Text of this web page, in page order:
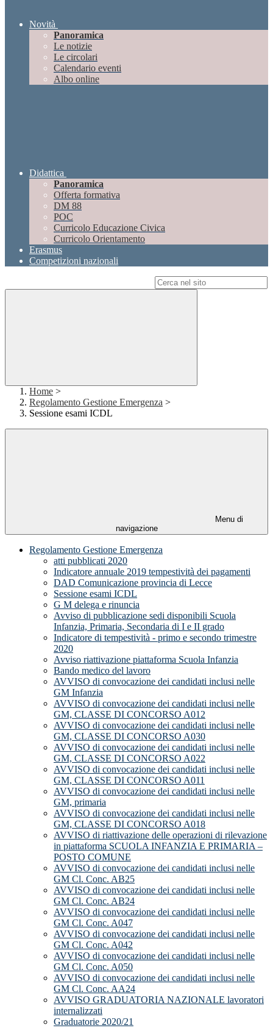
Novità
Panoramica
Le notizie
Le circolari
Calendario eventi
Albo online
Didattica
Panoramica
Offerta formativa
DM 88
POC
Curricolo Educazione Civica
Curricolo Orientamento
Erasmus
Competizioni nazionali
Home >
Regolamento Gestione Emergenza >
Sessione esami ICDL
Menu di
navigazione
Regolamento Gestione Emergenza
atti pubblicati 2020
Indicatore annuale 2019 tempestività dei pagamenti
DAD Comunicazione provincia di Lecce
Sessione esami ICDL
G M delega e rinuncia
Avviso di pubblicazione sedi disponibili Scuola
Infanzia, Primaria, Secondaria di I e II grado
Indicatore di tempestività - primo e secondo trimestre
2020
Avviso riattivazione piattaforma Scuola Infanzia
Bando medico del lavoro
AVVISO di convocazione dei candidati inclusi nelle
GM Infanzia
AVVISO di convocazione dei candidati inclusi nelle
GM, CLASSE DI CONCORSO A012
AVVISO di convocazione dei candidati inclusi nelle
GM, CLASSE DI CONCORSO A030
AVVISO di convocazione dei candidati inclusi nelle
GM, CLASSE DI CONCORSO A022
AVVISO di convocazione dei candidati inclusi nelle
GM, CLASSE DI CONCORSO A011
AVVISO di convocazione dei candidati inclusi nelle
GM, primaria
AVVISO di convocazione dei candidati inclusi nelle
GM, CLASSE DI CONCORSO A018
AVVISO di riattivazione delle operazioni di rilevazione
in piattaforma SCUOLA INFANZIA E PRIMARIA –
POSTO COMUNE
AVVISO di convocazione dei candidati inclusi nelle
GM Cl. Conc. AB25
AVVISO di convocazione dei candidati inclusi nelle
GM Cl. Conc. AB24
AVVISO di convocazione dei candidati inclusi nelle
GM Cl. Conc. A047
AVVISO di convocazione dei candidati inclusi nelle
GM Cl. Conc. A042
AVVISO di convocazione dei candidati inclusi nelle
GM Cl. Conc. A050
AVVISO di convocazione dei candidati inclusi nelle
GM Cl. Conc. AA24
AVVISO GRADUATORIA NAZIONALE lavoratori
internalizzati
Graduatorie 2020/21